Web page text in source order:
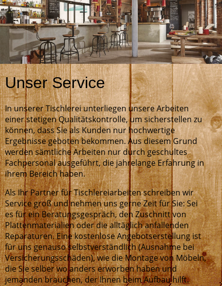
Unser Service
In unserer Tischlerei unterliegen unsere Arbeiten
einer stetigen Qualitätskontrolle, um sicherstellen zu
können, dass Sie als Kunden nur hochwertige
Ergebnisse geboten bekommen. Aus diesem Grund
werden sämtliche Arbeiten nur durch geschultes
Fachpersonal ausgeführt, die jahrelange Erfahrung in
ihrem Bereich haben.
Als Ihr Partner für Tischlereiarbeiten schreiben wir
Service groß und nehmen uns gerne Zeit für Sie: Sei
es für ein Beratungs­gespräch, den Zuschnitt von
Plattenmaterialien oder die alltäglich anfallenden
Reparaturen. Eine kostenlose Angebotserstellung ist
für uns genauso selbstverständlich (Ausnahme bei
Versicherungs­schäden), wie die Montage von Möbeln,
die Sie selber wo anders erworben haben und
jemanden brauchen, der Ihnen beim Aufbau hilft.